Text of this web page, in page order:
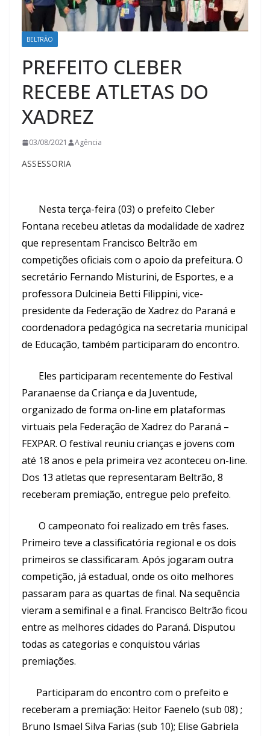
BELTRÃO
PREFEITO CLEBER
RECEBE ATLETAS DO
XADREZ
03/08/2021 Agência
ASSESSORIA
Nesta terça-feira (03) o prefeito Cleber
Fontana recebeu atletas da modalidade de xadrez
que representam Francisco Beltrão em
competições oficiais com o apoio da prefeitura. O
secretário Fernando Misturini, de Esportes, e a
professora Dulcineia Betti Filippini, vice-
presidente da Federação de Xadrez do Paraná e
coordenadora pedagógica na secretaria municipal
de Educação, também participaram do encontro.
Eles participaram recentemente do Festival
Paranaense da Criança e da Juventude,
organizado de forma on-line em plataformas
virtuais pela Federação de Xadrez do Paraná –
FEXPAR. O festival reuniu crianças e jovens com
até 18 anos e pela primeira vez aconteceu on-line.
Dos 13 atletas que representaram Beltrão, 8
receberam premiação, entregue pelo prefeito.
O campeonato foi realizado em três fases.
Primeiro teve a classificatória regional e os dois
primeiros se classificaram. Após jogaram outra
competição, já estadual, onde os oito melhores
passaram para as quartas de final. Na sequência
vieram a semifinal e a final. Francisco Beltrão ficou
entre as melhores cidades do Paraná. Disputou
todas as categorias e conquistou várias
premiações.
Participaram do encontro com o prefeito e
receberam a premiação: Heitor Faenelo (sub 08) ;
Bruno Ismael Silva Farias (sub 10); Elise Gabriela